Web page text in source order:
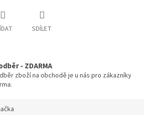
SDÍLET
- ZDARMA
zboží na obchodě je u nás pro zákazníky